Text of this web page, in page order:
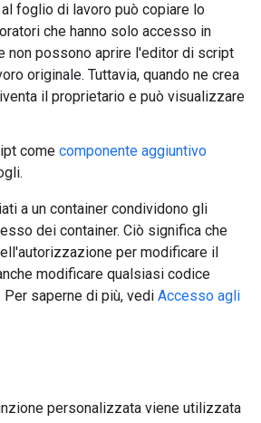
foglio di lavoro può copiare lo
che hanno solo accesso in
non possono aprire l'editor di script
originale. Tuttavia, quando ne crea
il proprietario e può visualizzare
come componente aggiuntivo
a un container condividono gli
dei container. Ciò significa che
per modificare il
modificare qualsiasi codice
saperne di più, vedi Accesso agli
personalizzata viene utilizzata